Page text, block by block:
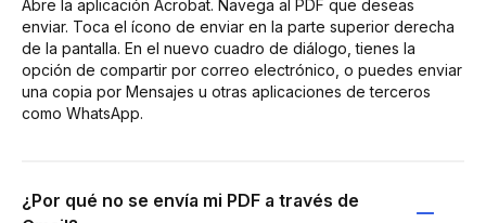
Abre la aplicación Acrobat. Navega al PDF que deseas
enviar. Toca el ícono de enviar en la parte superior derecha
de la pantalla. En el nuevo cuadro de diálogo, tienes la
opción de compartir por correo electrónico, o puedes enviar
una copia por Mensajes u otras aplicaciones de terceros
como WhatsApp.
¿Por qué no se envía mi PDF a través de